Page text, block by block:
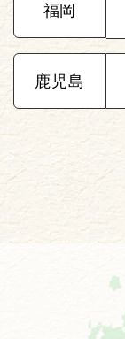
福岡
鹿児島